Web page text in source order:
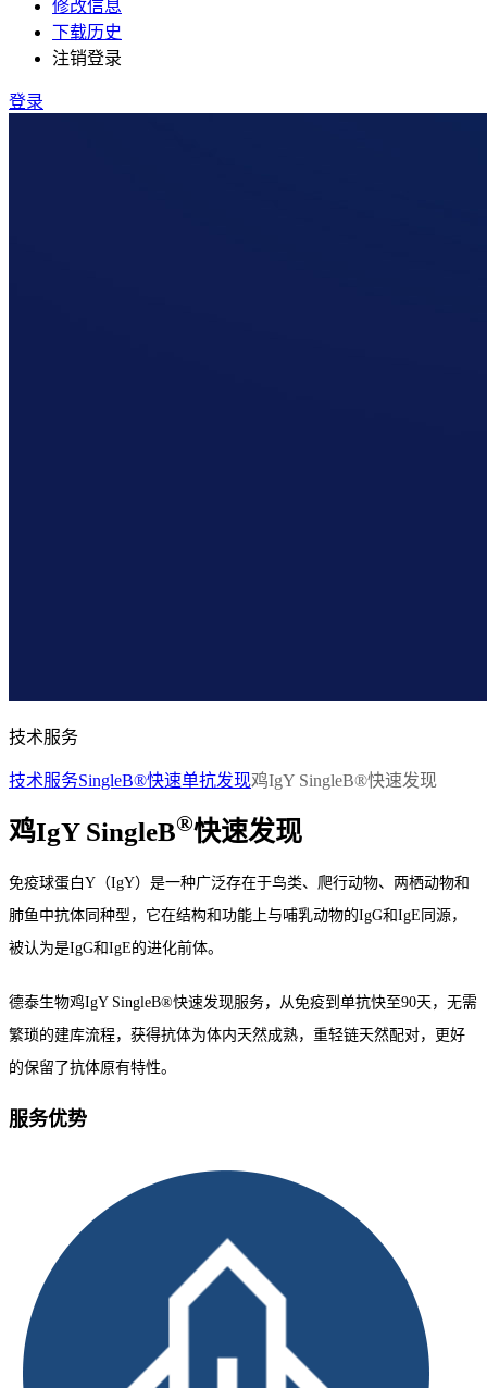
修改信息
下载历史
注销登录
登录
技术服务
技术服务SingleB®快速单抗发现鸡IgY SingleB®快速发现
鸡IgY SingleB®快速发现
免疫球蛋白Y（IgY）是一种广泛存在于鸟类、爬行动物、两栖动物和
肺鱼中抗体同种型，它在结构和功能上与哺乳动物的IgG和IgE同源，
被认为是IgG和IgE的进化前体。
德泰生物鸡IgY SingleB®快速发现服务，从免疫到单抗快至90天，无需
繁琐的建库流程，获得抗体为体内天然成熟，重轻链天然配对，更好
的保留了抗体原有特性。
服务优势